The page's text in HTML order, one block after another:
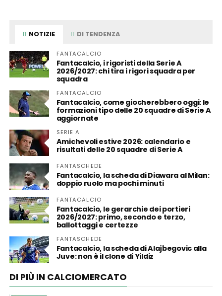
NOTIZIE DI TENDENZA
FANTACALCIO
Fantacalcio, i rigoristi della Serie A
2026/2027: chi tira i rigori squadra per
squadra
FANTACALCIO
Fantacalcio, come giocherebbero oggi: le
formazioni tipo delle 20 squadre di Serie A
aggiornate
SERIE A
Amichevoli estive 2026: calendario e
risultati delle 20 squadre di Serie A
FANTASCHEDE
Fantacalcio, la scheda di Diawara al Milan:
doppio ruolo ma pochi minuti
FANTACALCIO
Fantacalcio, le gerarchie dei portieri
2026/2027: primo, secondo e terzo,
ballottaggi e certezze
FANTASCHEDE
Fantacalcio, la scheda di Alajbegovic alla
Juve: non è il clone di Yildiz
DI PIÙ IN CALCIOMERCATO